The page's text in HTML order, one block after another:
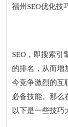
福州SEO优化技
SEO，即搜索引
的排名，从而增
今竞争激烈的互
必备技能。那么
以下是一些技巧